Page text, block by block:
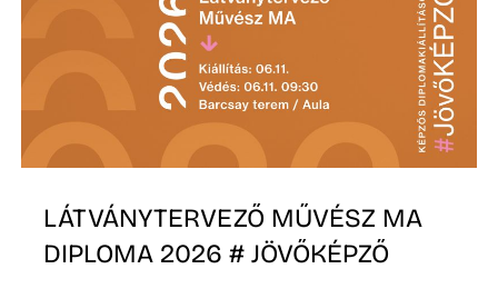
LÁTVÁNYTERVEZŐ MŰVÉSZ MA
DIPLOMA 2026 # JÖVŐKÉPZŐ